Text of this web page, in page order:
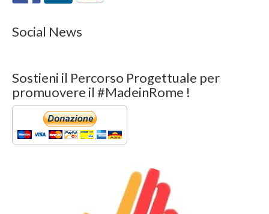
Social News
Sostieni il Percorso Progettuale per
promuovere il #MadeinRome !